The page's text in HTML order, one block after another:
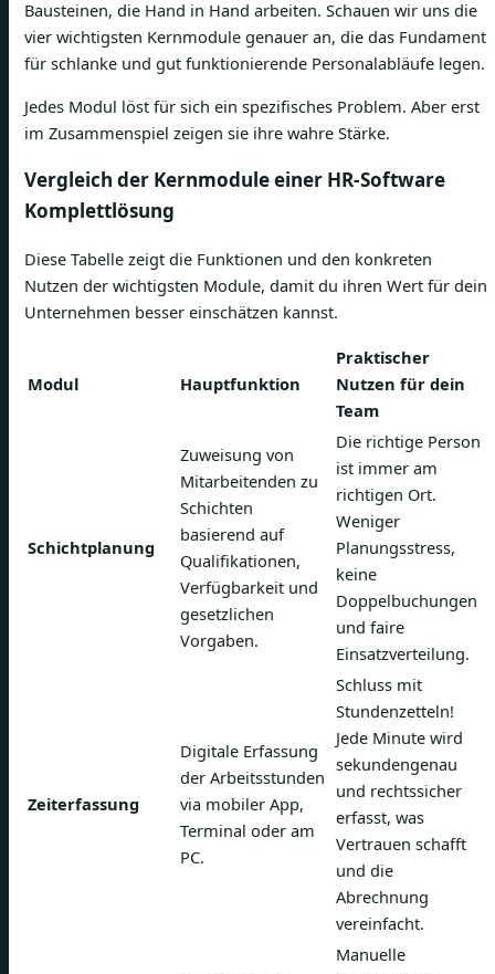
Bausteinen, die Hand in Hand arbeiten. Schauen wir uns die
vier wichtigsten Kernmodule genauer an, die das Fundament
für schlanke und gut funktionierende Personalabläufe legen.
Jedes Modul löst für sich ein spezifisches Problem. Aber erst
im Zusammenspiel zeigen sie ihre wahre Stärke.
Vergleich der Kernmodule einer HR-Software
Komplettlösung
Diese Tabelle zeigt die Funktionen und den konkreten
Nutzen der wichtigsten Module, damit du ihren Wert für dein
Unternehmen besser einschätzen kannst.
Modul Hauptfunktion
Praktischer
Nutzen für dein
Team
Schichtplanung
Zuweisung von
Mitarbeitenden zu
Schichten
basierend auf
Qualifikationen,
Verfügbarkeit und
gesetzlichen
Vorgaben.
Die richtige Person
ist immer am
richtigen Ort.
Weniger
Planungsstress,
keine
Doppelbuchungen
und faire
Einsatzverteilung.
Zeiterfassung
Digitale Erfassung
der Arbeitsstunden
via mobiler App,
Terminal oder am
PC.
Schluss mit
Stundenzetteln!
Jede Minute wird
sekundengenau
und rechtssicher
erfasst, was
Vertrauen schafft
und die
Abrechnung
vereinfacht.
Manuelle